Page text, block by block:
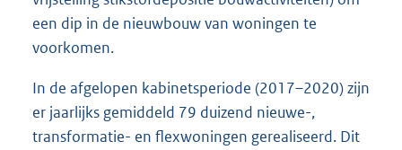
een dip in de nieuwbouw van woningen te
voorkomen.
In de afgelopen kabinetsperiode (2017–2020) zijn
er jaarlijks gemiddeld 79 duizend nieuwe-,
transformatie- en flexwoningen gerealiseerd. Dit